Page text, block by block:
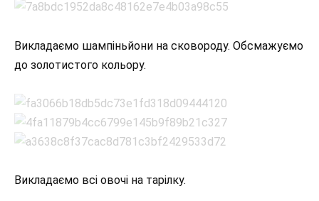
Викладаємо шампіньйони на сковороду. Обсмажуємо
до золотистого кольору.
Викладаємо всі овочі на тарілку.